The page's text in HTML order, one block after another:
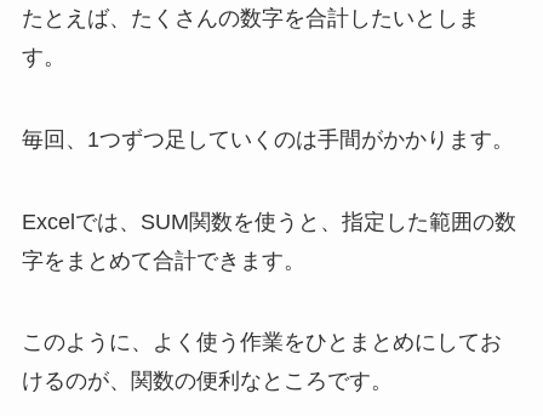
たとえば、たくさんの数字を合計したいとしま
す。
毎回、1つずつ足していくのは手間がかかります。
Excelでは、SUM関数を使うと、指定した範囲の数
字をまとめて合計できます。
このように、よく使う作業をひとまとめにしてお
けるのが、関数の便利なところです。